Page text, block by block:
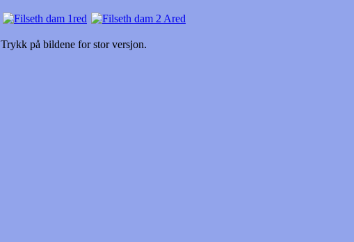
Trykk på bildene for stor versjon.